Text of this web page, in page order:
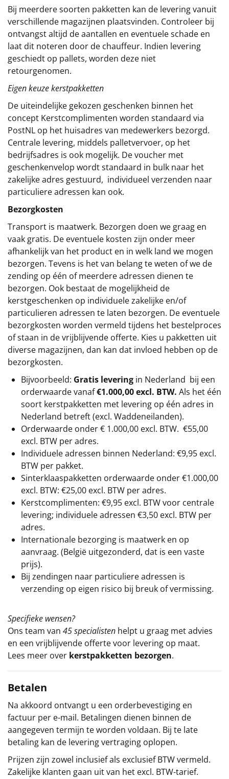
Bij meerdere soorten pakketten kan de levering vanuit
verschillende magazijnen plaatsvinden. Controleer bij
ontvangst altijd de aantallen en eventuele schade en
laat dit noteren door de chauffeur. Indien levering
geschiedt op pallets, worden deze niet
retourgenomen.
Eigen keuze kerstpakketten
De uiteindelijke gekozen geschenken binnen het
concept Kerstcomplimenten worden standaard via
PostNL op het huisadres van medewerkers bezorgd.
Centrale levering, middels palletvervoer, op het
bedrijfsadres is ook mogelijk. De voucher met
geschenkenvelop wordt standaard in bulk naar het
zakelijke adres gestuurd, individueel verzenden naar
particuliere adressen kan ook.
Bezorgkosten
Transport is maatwerk. Bezorgen doen we graag en
vaak gratis. De eventuele kosten zijn onder meer
afhankelijk van het product en in welk land we mogen
bezorgen. Tevens is het van belang te weten of we de
zending op één of meerdere adressen dienen te
bezorgen. Ook bestaat de mogelijkheid de
kerstgeschenken op individuele zakelijke en/of
particulieren adressen te laten bezorgen. De eventuele
bezorgkosten worden vermeld tijdens het bestelproces
of staan in de vrijblijvende offerte. Kies u pakketten uit
diverse magazijnen, dan kan dat invloed hebben op de
bezorgkosten.
Bijvoorbeeld: Gratis levering in Nederland bij een
orderwaarde vanaf€1.000,00 excl. BTW. Als het één
soort kerstpakketten met levering op één adres in
Nederland betreft (excl. Waddeneilanden).
Orderwaarde onder € 1.000,00 excl. BTW. €55,00
excl. BTW per adres.
Individuele adressen binnen Nederland: €9,95 excl.
BTW per pakket.
Sinterklaaspakketten orderwaarde onder €1.000,00
excl. BTW: €25,00 excl. BTW per adres.
Kerstcomplimenten: €9,95 excl. BTW voor centrale
levering; individuele adressen €3,50 excl. BTW per
adres.
Internationale bezorging is maatwerk en op
aanvraag. (België uitgezonderd, dat is een vaste
prijs).
Bij zendingen naar particuliere adressen is
verzending op eigen risico bij breuk of vermissing.
Specifieke wensen?
Ons team van 45 specialisten helpt u graag met advies
en een vrijblijvende offerte voor levering op maat.
Lees meer over kerstpakketten bezorgen.
Betalen
Na akkoord ontvangt u een orderbevestiging en
factuur per e-mail. Betalingen dienen binnen de
aangegeven termijn te worden voldaan. Bij te late
betaling kan de levering vertraging oplopen.
Prijzen zijn zowel inclusief als exclusief BTW vermeld.
Zakelijke klanten gaan uit van het excl. BTW-tarief.